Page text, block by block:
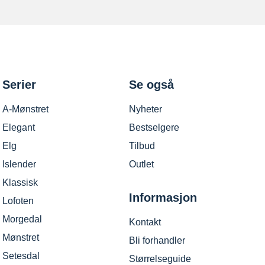
Serier
A-Mønstret
Elegant
Elg
Islender
Klassisk
Lofoten
Morgedal
Mønstret
Setesdal
Se også
Nyheter
Bestselgere
Tilbud
Outlet
Informasjon
Kontakt
Bli forhandler
Størrelseguide